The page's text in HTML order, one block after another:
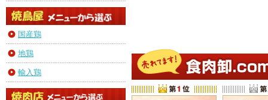
国産鶏
地鶏
輸入鶏